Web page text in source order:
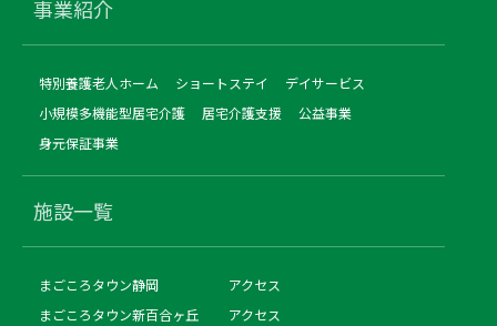
事業紹介
特別養護老人ホーム ショートステイ
デイサービス
小規模多機能型居宅介護
居宅介護支援
公益事業
身元保証事業
施設一覧
まごころタウン静岡
アクセス
まごころタウン新百合ヶ丘
アクセス